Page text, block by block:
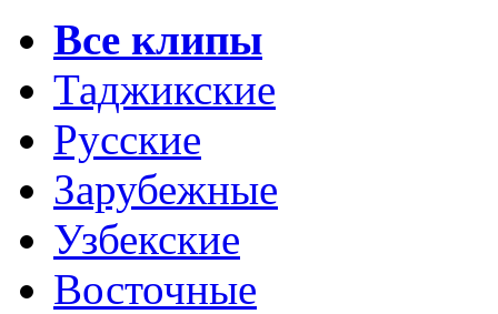
Все клипы
Таджикские
Русские
Зарубежные
Узбекские
Восточные